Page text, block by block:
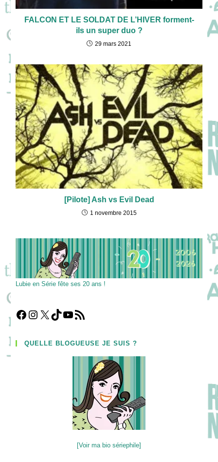
FALCON ET LE SOLDAT DE L’HIVER forment-
ils un super duo ?
29 mars 2021
[Pilote] Ash vs Evil Dead
1 novembre 2015
Lubie en Série fête ses 20 ans !
Facebook
Instagram
X TikTokYouTube
Flux RSS
QUELLE BLOGUEUSE JE SUIS ?
[Voir ma bio sériephile]